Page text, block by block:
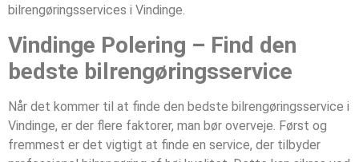
bilrengøringsservices i Vindinge.
Vindinge Polering – Find den
bedste bilrengøringsservice
Når det kommer til at finde den bedste bilrengøringsservice i
Vindinge, er der flere faktorer, man bør overveje. Først og
fremmest er det vigtigt at finde en service, der tilbyder